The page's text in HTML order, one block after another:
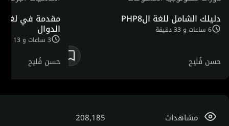
دليلك الشامل للغة الPHP8
6 ساعات و 33 دقيقة
حسن فُليح
مقدمة في لغة
الدوال
3 ساعات و 13 دقيقة
حسن فُليح
مشاهدات 208,185